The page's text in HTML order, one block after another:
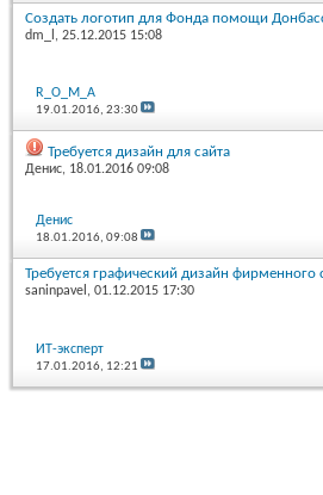
Создать логотип для Фонда помощи
dm_l , 25.12.2015 15:08
R_O_M_A
19.01.2016,23:30
Требуется дизайн для сайта
Денис, 18.01.2016 09:08
Денис
18.01.2016,09:08
Требуется графический дизайн фирменного
saninpavel, 01.12.2015 17:30
ИТ-эксперт
17.01.2016, 12:21